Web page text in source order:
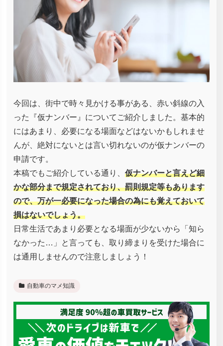
今回は、街中で時々見かける事がある、赤い斜線の入
った『仮ナンバー』についてご紹介しました。基本的
にはあまり、必要になる場面などはないかもしれませ
んが、絶対にないとは言い切れないのが仮ナンバーの
申請です。
本稿でもご紹介している通り、 仮ナンバーと言えど細
かな部分まで規定されており、罰則規定等もあります
ので、万が一必要になった場合の為にも覚えておいて
損はないでしょう。
日常生活であまり必要となる場面が少ないから「知ら
なかった…」と言っても、取り締まりを受けた場合に
は通用しませんので注意しましょう！
自動車のマメ知識